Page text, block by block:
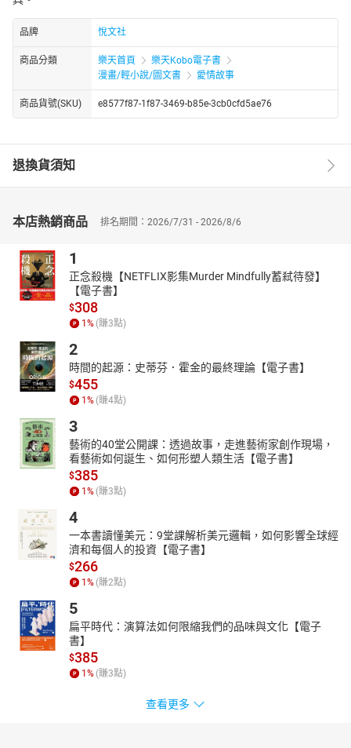
品牌 悅文社
商品分類 樂天首頁
樂天Kobo電子書
漫畫/輕小說/圖文書
愛情故事
商品貨號(SKU) e8577f87-1f87-3469-b85e-3cb0cfd5ae76
退換貨須知
本店熱銷商品 排名期間：2026/7/31 - 2026/8/6
1
正念殺機【NETFLIX影集Murder Mindfully蓄弒待發】
【電子書】
$308
1% (賺3點)
2
時間的起源：史蒂芬．霍金的最終理論【電子書】
$455
1% (賺4點)
3
藝術的40堂公開課：透過故事，走進藝術家創作現場，
看藝術如何誕生、如何形塑人類生活【電子書】
$385
1% (賺3點)
4
一本書讀懂美元：9堂課解析美元邏輯，如何影響全球經
濟和每個人的投資【電子書】
$266
1% (賺2點)
5
扁平時代：演算法如何限縮我們的品味與文化【電子
書】
$385
1% (賺3點)
查看更多